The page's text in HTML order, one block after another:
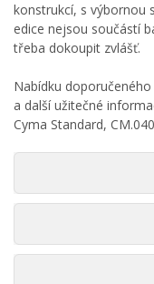
konstrukcí, s výbornou
edice nejsou součástí
třeba dokoupit zvlášť.
Nabídku
a další užitečné
Cyma Standard,